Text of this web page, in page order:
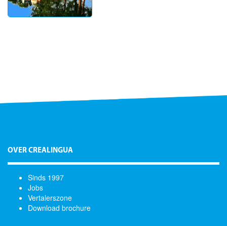
OVER CREALINGUA
Sinds 1997
Jobs
Vertalerszone
Download brochure